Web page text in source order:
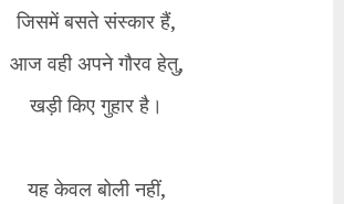
जिसमें बसते संस्कार हैं,
आज वही अपने गौरव हेतु,
खड़ी किए गुहार है।
यह केवल बोली नहीं,